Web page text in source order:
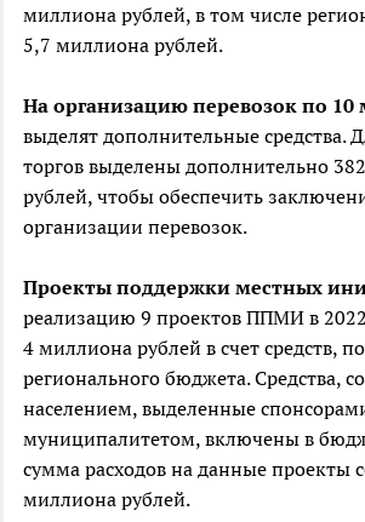
миллиона рублей, в том числе
5,7 миллиона рублей.
На организацию перевозок по 10
выделят дополнительные средства.
торгов выделены дополнительно
рублей, чтобы обеспечить
организации перевозок.
Проекты поддержки местных
реализацию 9 проектов ППМИ в
4 миллиона рублей в счет средств,
регионального бюджета. Средства,
населением, выделенные
муниципалитетом, включены в
сумма расходов на данные проекты
миллиона рублей.